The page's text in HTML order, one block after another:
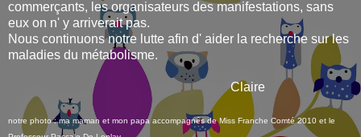
commerçants, les organisateurs des manifestations, sans
eux on n' y arriverait pas.
Nous continuons notre lutte afin d' aider la recherche sur les
maladies du métabolisme.
Claire
notre photo : ma maman et mon papa accompagnés de Miss Franche Comté 2010 et le